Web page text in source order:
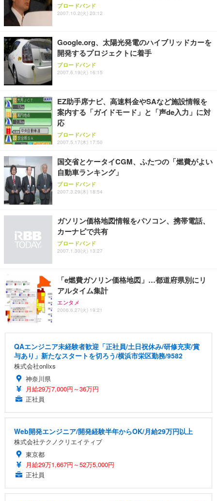
ブロードバンド
2007.10.2(火) 20:12
Google.org、太陽光発電のハイブリッドカーを
開発するプロジェクトに着手
ブロードバンド
2007.6.19(火) 16:15
EZ助手席ナビ、高速料金やSAなど施設情報を
案内する「ガイドモード」と「声de入力」に対
応
ブロードバンド
2007.5.17(木) 17:50
国交省とケータイCGM、ふたつの「燃費がよい
自動車ランキング」
ブロードバンド
2007.3.29(木) 18:54
ガソリン価格地図情報をパソコン、携帯電話、
カーナビで共有
ブロードバンド
2007.1.30(火) 13:27
「e燃費ガソリン価格地図」…都道府県別にリ
アルタイム集計
エンタメ
2006.6.27(火) 19:21
QAエンジニア未経験者歓迎「正社員/土日祝休み/研修充実/賞
与あり」新たなスタートを切ろう/横浜市栄区勤務/9582
株式会社onlixs
神奈川県
月給29万7,000円～36万円
正社員
Web開発エンジニア/開発経験半年からOK/月給29万円以上
株式会社テクノクリエイティブ
東京都
月給29万1,667円～52万5,000円
正社員